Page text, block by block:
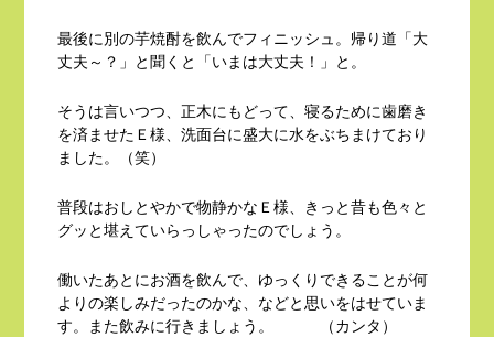
最後に別の芋焼酎を飲んでフィニッシュ。帰り道「大
丈夫～？」と聞くと「いまは大丈夫！」と。
そうは言いつつ、正木にもどって、寝るために歯磨き
を済ませたＥ様、洗面台に盛大に水をぶちまけており
ました。（笑）
普段はおしとやかで物静かなＥ様、きっと昔も色々と
グッと堪えていらっしゃったのでしょう。
働いたあとにお酒を飲んで、ゆっくりできることが何
よりの楽しみだったのかな、などと思いをはせていま
す。また飲みに行きましょう。 （カンタ）